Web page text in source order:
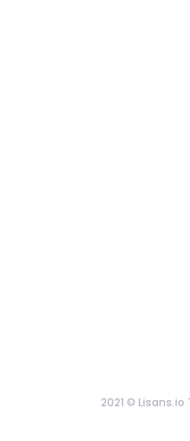
2021 © Lisans.io